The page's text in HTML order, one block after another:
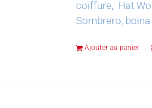
coiffure, Hat
Sombrero, boina
Ajouter au panier